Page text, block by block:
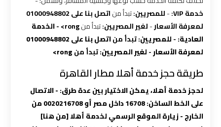
خدمة VIP:
-للمصريين:تبدأ من
اتصل بنا على 01000948802
لمعرفة الأسعار-لغير المصريين:تبدأ منrong> -
الخدمة
العادية:-للمصريين:تبدأ من
اتصل بنا على 01000948802
لمعرفة الأسعار-لغير المصريين:تبدأ منrong>
طريقة حجز خدمة أهلا مطار القاهرة
لحجز خدمة أهلا، يمكن الاختيار بين عدة طرق: -الاتصال
على الخط الساخن:16708داخل مصر أو0020216708من
الخارج -زيارة الموقع الرسمي لخدمة أهلا[من هنا]
شركه
ليموزين
القاهره
ليموزين
اسكندرية
القاهرة